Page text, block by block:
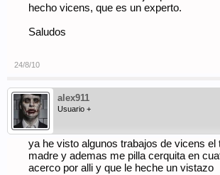
hecho vicens, que es un experto.
Saludos
24/8/10
alex911
Usuario +
ya he visto algunos trabajos de vicens el
madre y ademas me pilla cerquita en
acerco por alli y que le heche un vistazo